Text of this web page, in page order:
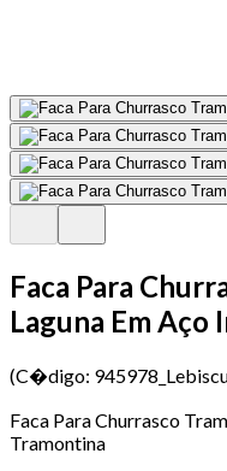
Faca Para
Laguna Em Aço
(C�digo:
Faca Para Churrasco
Tramontina